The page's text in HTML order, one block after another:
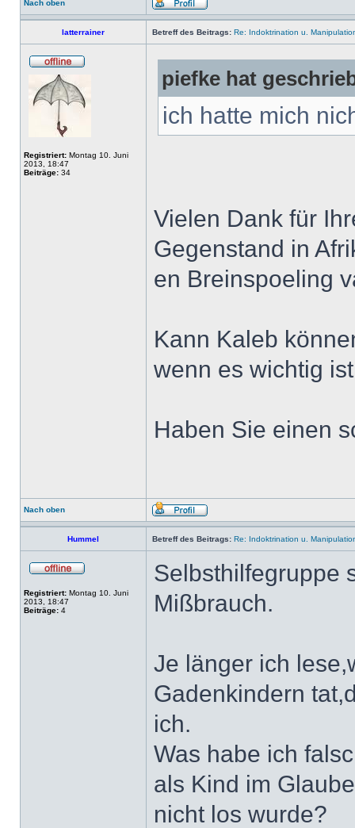
Nach oben
latterrainer Betreff des Beitrags: Re: Indoktrination u.
Registriert: Montag 10. Juni
2013, 18:47
Beiträge: 34
piefke hat
ich hatte mich
Vielen Dank für
Gegenstand in
en Breinspoeling
Kann Kaleb
wenn es wichtig
Haben Sie einen
Nach oben
Hummel Betreff des Beitrags: Re: Indoktrination u.
Registriert: Montag 10. Juni
2013, 18:47
Beiträge: 4
Selbsthilfegruppe
Mißbrauch.
Je länger ich
Gadenkindern
ich.
Was habe ich
als Kind im
nicht los wurde?